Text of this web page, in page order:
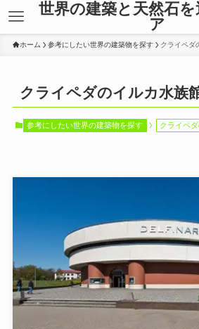
世界の建築と天然石
ア
ホーム 参考にしたい世界の建築物を探す クライペダ
クライペダのイルカ水族
参考にしたい世界の建築物を探す クライペ